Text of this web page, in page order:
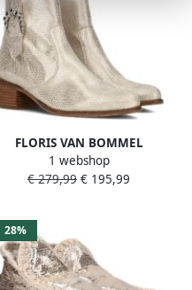
FLORIS VAN BOMMEL
Enkellaarsjes Dames Sfw-
50065 Evi Maat: 42
1 webshop
€ 279,99 € 195,99
28%